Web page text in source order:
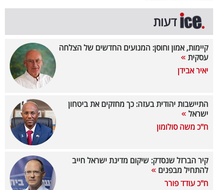
מדדים
ומחקרים
דעות
רכילות
קריפטו
טלוויזיה
עסקי
דעות
קיימות, אמון וחוסן: המנועים החדשים של הצלחה
עסקית
יאיר אבידן
התיישבות יהודית בעזה: כך מחזקים את ביטחון
ישראל
ח"כ משה סולומון
קיר הברזל שנסדק: שיקום מדינת ישראל חייב
להתחיל מבפנים
ח"כ עודד פורר